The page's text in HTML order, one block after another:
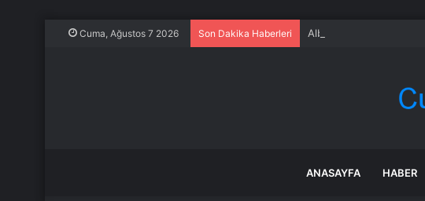
Cuma, Ağustos 7 2026 Son Dakika Haberleri Albüm: Çinli Yeni
ANASAYFA HABER